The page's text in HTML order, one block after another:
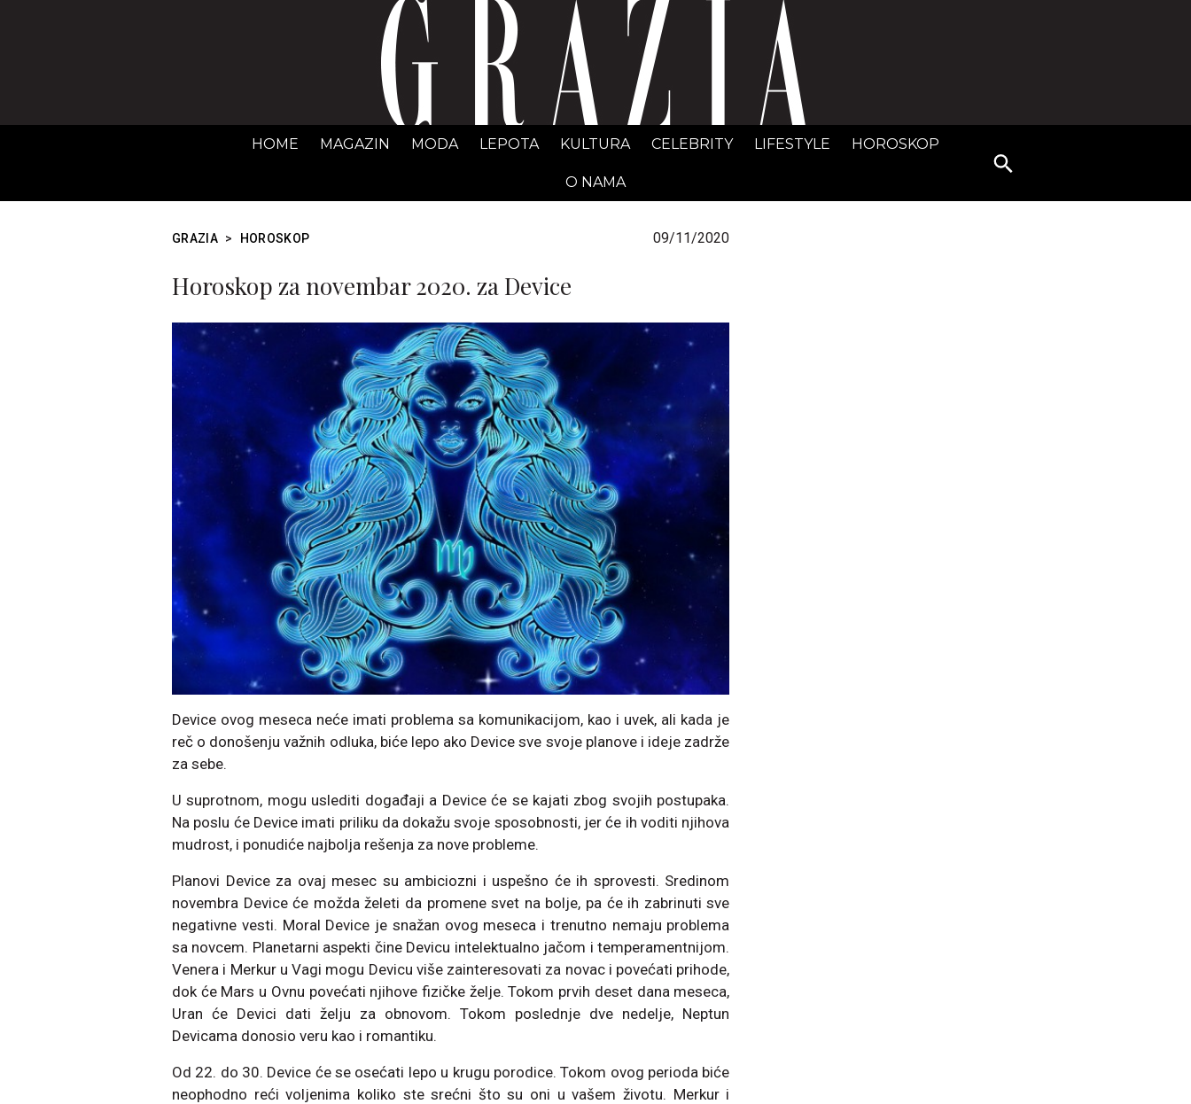
GRAZIA Srbija
HOME MAGAZIN MODA LEPOTA KULTURA CELEBRITY LIFESTYLE HOROSKOP
O NAMA
Search
for:
GRAZIA > HOROSKOP 09/11/2020
Horoskop za novembar 2020. za Device
Device ovog meseca neće imati problema sa komunikacijom, kao i uvek, ali kada je
reč o donošenju važnih odluka, biće lepo ako Device sve svoje planove i ideje zadrže
za sebe.
U suprotnom, mogu uslediti događaji a Device će se kajati zbog svojih postupaka.
Na poslu će Device imati priliku da dokažu svoje sposobnosti, jer će ih voditi njihova
mudrost, i ponudiće najbolja rešenja za nove probleme.
Planovi Device za ovaj mesec su ambiciozni i uspešno će ih sprovesti. Sredinom
novembra Device će možda želeti da promene svet na bolje, pa će ih zabrinuti sve
negativne vesti. Moral Device je snažan ovog meseca i trenutno nemaju problema
sa novcem. Planetarni aspekti čine Devicu intelektualno jačom i temperamentnijom.
Venera i Merkur u Vagi mogu Devicu više zainteresovati za novac i povećati prihode,
dok će Mars u Ovnu povećati njihove fizičke želje. Tokom prvih deset dana meseca,
Uran će Devici dati želju za obnovom. Tokom poslednje dve nedelje, Neptun
Devicama donosio veru kao i romantiku.
Od 22. do 30. Device će se osećati lepo u krugu porodice. Tokom ovog perioda biće
neophodno reći voljenima koliko ste srećni što su oni u vašem životu. Merkur i